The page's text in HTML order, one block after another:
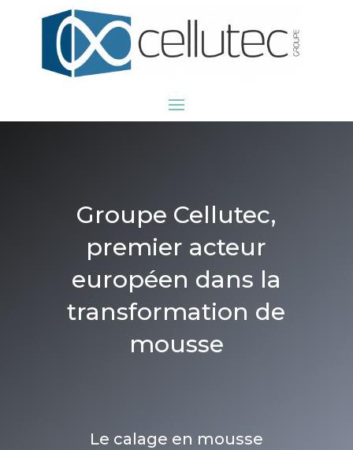
Groupe Cellutec,
premier acteur
européen dans la
transformation de
mousse
Le calage en mousse